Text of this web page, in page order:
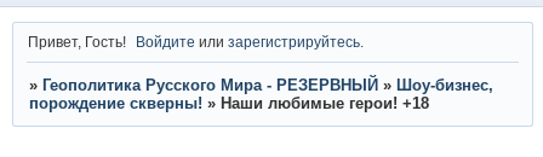
Привет, Гость! Войдите илизарегистрируйтесь
» Геополитика Русского Мира - РЕЗЕРВНЫЙ » Шоу-бизнес,
порождение скверны! » Наши любимые герои! +18